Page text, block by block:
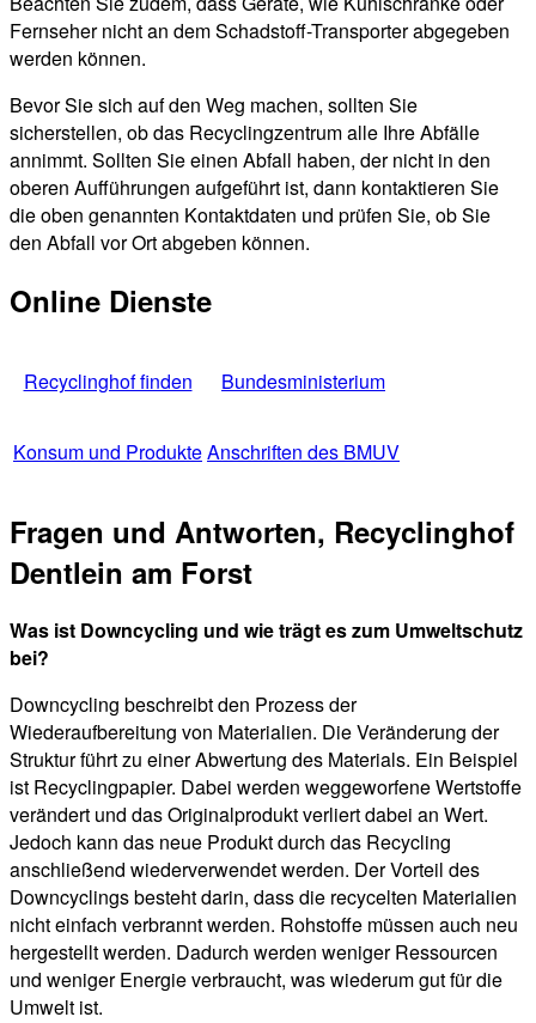
Fernseher nicht an dem Schadstoff-Transporter abgegeben
werden können.
Bevor Sie sich auf den Weg machen, sollten Sie
sicherstellen, ob das Recyclingzentrum alle Ihre Abfälle
annimmt. Sollten Sie einen Abfall haben, der nicht in den
oberen Aufführungen aufgeführt ist, dann kontaktieren Sie
die oben genannten Kontaktdaten und prüfen Sie, ob Sie
den Abfall vor Ort abgeben können.
Online Dienste
Recyclinghof finden Bundesministerium
Konsum und ProdukteAnschriften des BMUV
Fragen und Antworten, Recyclinghof
Dentlein am Forst
Was ist Downcycling und wie trägt es zum Umweltschutz
bei?
Downcycling beschreibt den Prozess der
Wiederaufbereitung von Materialien. Die Veränderung der
Struktur führt zu einer Abwertung des Materials. Ein Beispiel
ist Recyclingpapier. Dabei werden weggeworfene Wertstoffe
verändert und das Originalprodukt verliert dabei an Wert.
Jedoch kann das neue Produkt durch das Recycling
anschließend wiederverwendet werden. Der Vorteil des
Downcyclings besteht darin, dass die recycelten Materialien
nicht einfach verbrannt werden. Rohstoffe müssen auch neu
hergestellt werden. Dadurch werden weniger Ressourcen
und weniger Energie verbraucht, was wiederum gut für die
Umwelt ist.